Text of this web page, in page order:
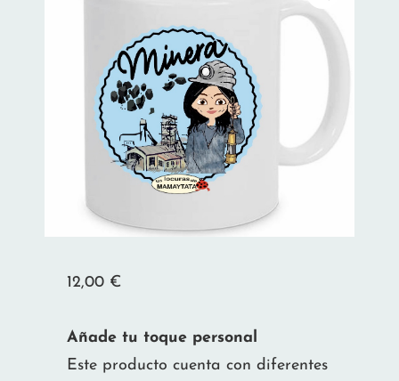
12,00 €
Añade tu toque personal
Este producto cuenta con diferentes